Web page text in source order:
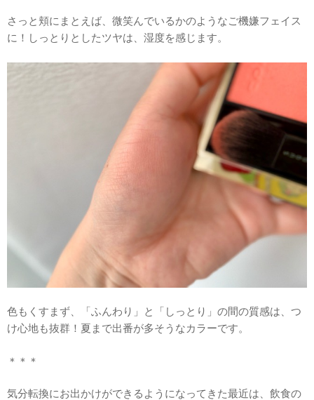
さっと頬にまとえば、微笑んでいるかのようなご機嫌フェイス
に！しっとりとしたツヤは、湿度を感じます。
色もくすまず、「ふんわり」と「しっとり」の間の質感は、つ
け心地も抜群！夏まで出番が多そうなカラーです。
＊＊＊
気分転換にお出かけができるようになってきた最近は、飲食の